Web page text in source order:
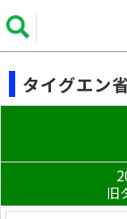
タイグエン
旧